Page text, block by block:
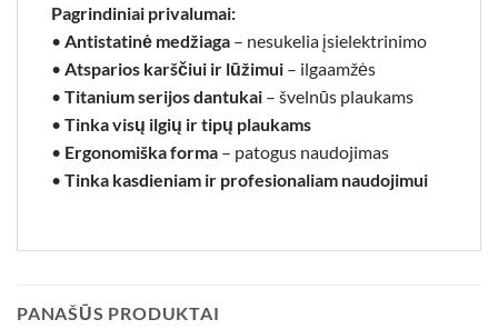
Pagrindiniai privalumai:
• Antistatinė medžiaga – nesukelia įsielektrinimo
• Atsparios karščiui ir lūžimui – ilgaamžės
• Titanium serijos dantukai – švelnūs plaukams
• Tinka visų ilgių ir tipų plaukams
• Ergonomiška forma – patogus naudojimas
• Tinka kasdieniam ir profesionaliam naudojimui
PANAŠŪS PRODUKTAI